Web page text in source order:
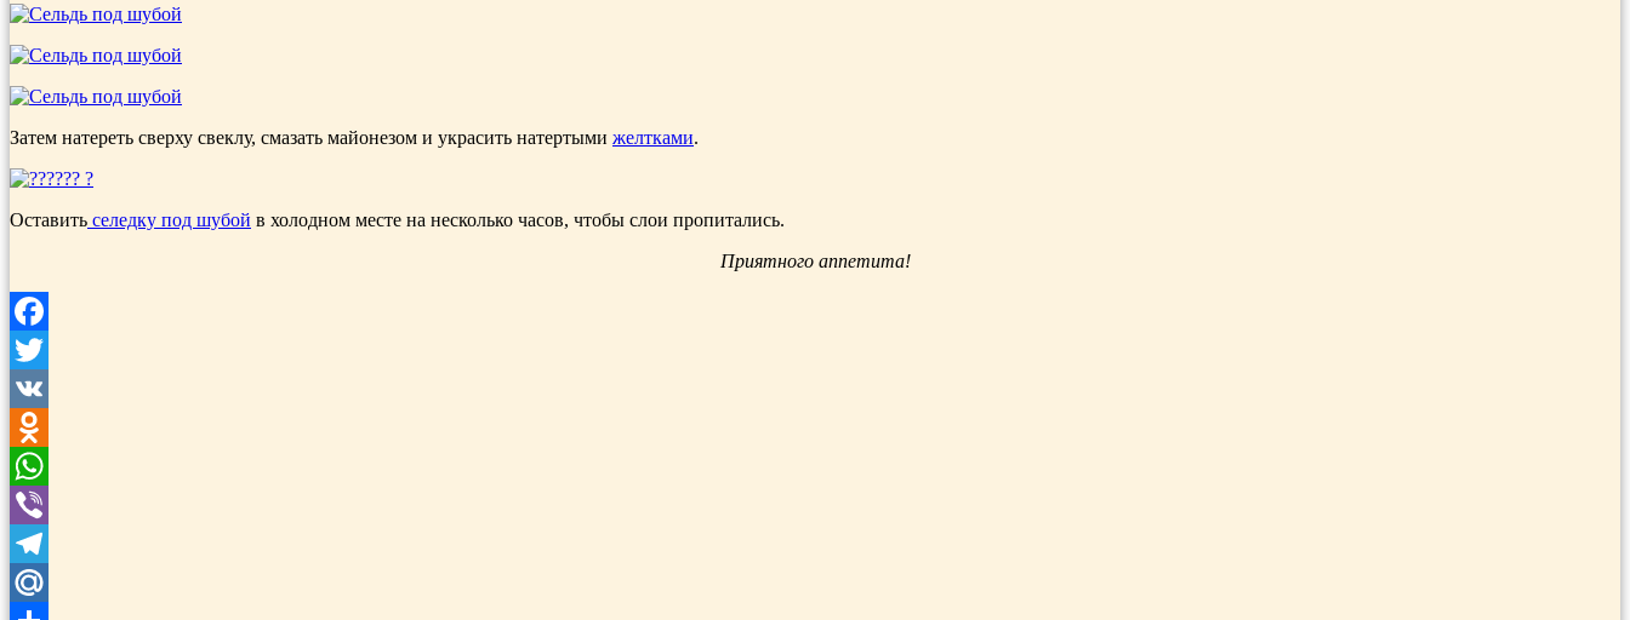
Затем натереть сверху свеклу, смазать майонезом и украсить натертыми желтками.
Оставить селедку под шубой в холодном месте на несколько часов, чтобы слои пропитались.
Приятного аппетита!
Facebook
Twitter
VK
Odnoklassniki
WhatsApp
Viber
Telegram